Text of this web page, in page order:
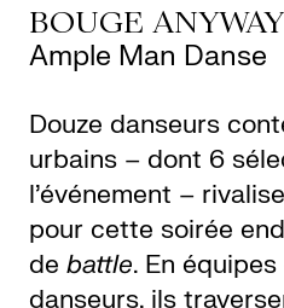
BOUGE
Ample Man Danse
Douze danseurs
urbains – dont 6
l’événement –
pour cette soirée
de battle. En
danseurs, ils